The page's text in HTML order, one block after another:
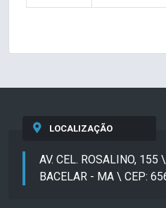
LOCALIZAÇÃO
AV. CEL. ROSALINO, 155
BACELAR - MA \ CEP: